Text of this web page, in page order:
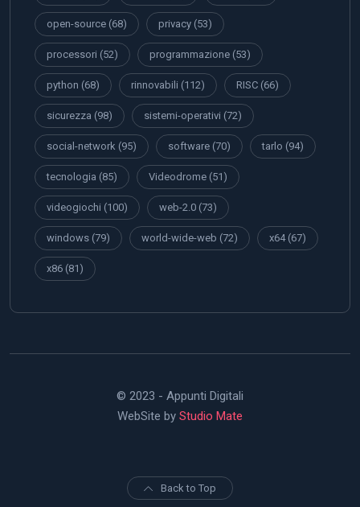
open-source (68) privacy (53)
processori (52) programmazione (53)
python (68) rinnovabili (112) RISC (66)
sicurezza (98) sistemi-operativi (72)
social-network (95) software (70) tarlo (94)
tecnologia (85) Videodrome (51)
videogiochi (100) web-2.0 (73)
windows (79) world-wide-web (72) x64(67)
x86 (81)
© 2023 - Appunti Digitali
WebSite by Studio Mate
Back to Top